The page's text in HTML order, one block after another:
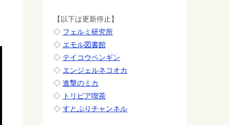
【以下は更新停止】
◇ フェルミ研究所
◇ エモル図書館
◇ テイコウペンギン
◇ エンジェルネコオカ
◇ 進撃のミカ
◇ トリビア喫茶
◇ すとぷりチャンネル